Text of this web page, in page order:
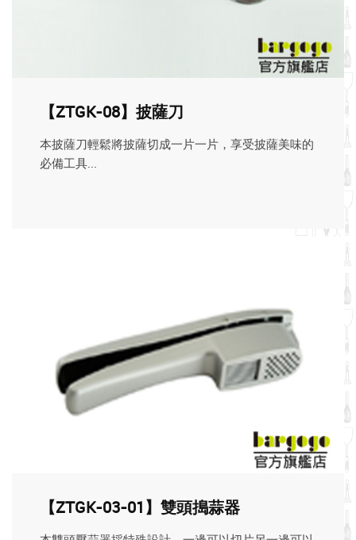
【ZTGK-08】披薩刀
本披薩刀輕鬆將披薩切成一片一片，享受披薩美味的
必備工具...
【ZTGK-03-01】雙頭搗蒜器